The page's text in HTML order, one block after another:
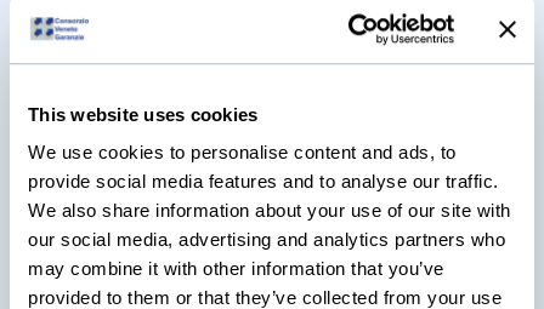
This website uses cookies
We use cookies to personalise content and ads, to
provide social media features and to analyse our traffic.
We also share information about your use of our site with
our social media, advertising and analytics partners who
may combine it with other information that you’ve
provided to them or that they’ve collected from your use
imprese turistiche.
Dettagli del Bando...
Le agevolazioni consistono
imprese e le medie imprese
aventi sede legale e/o unità
locali nella circoscrizione
territoriale della Camera di
Commercio di PAdova.
Dettagli del bando...